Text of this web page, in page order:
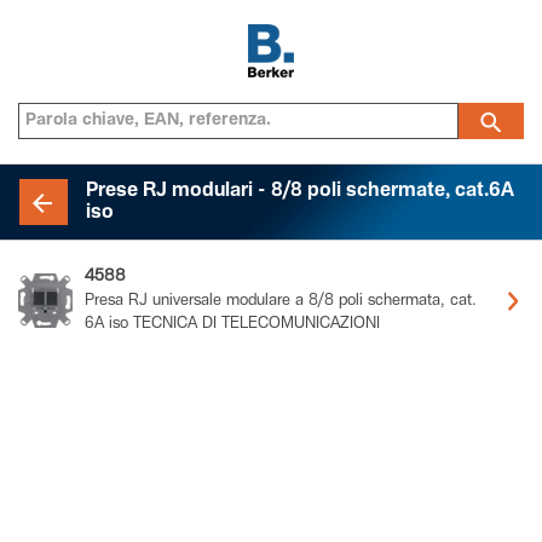
Prese RJ modulari - 8/8 poli schermate, cat.6A
iso
4588
Presa RJ universale modulare a 8/8 poli schermata, cat.
6A iso TECNICA DI TELECOMUNICAZIONI